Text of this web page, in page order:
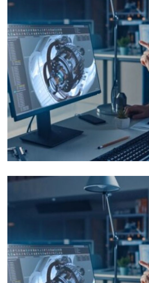
Pilote MOA Equipement
OFFRES D'EMPLOI